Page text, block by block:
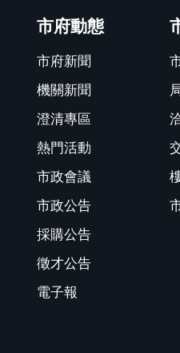
市府動態
市府新聞
機關新聞
澄清專區
熱門活動
市政會議
市政公告
採購公告
徵才公告
電子報